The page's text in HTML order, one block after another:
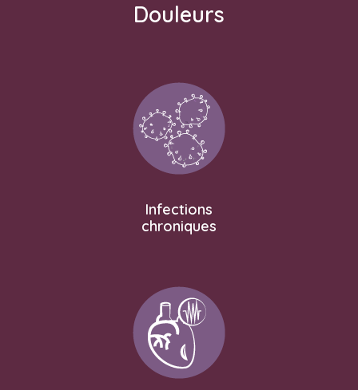
Douleurs
Infections
chroniques